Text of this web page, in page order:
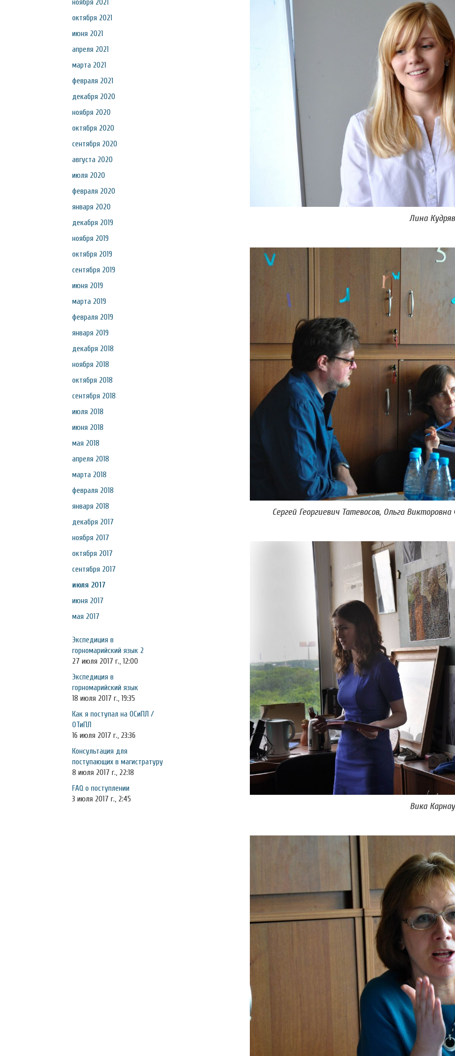
ноября 2021
октября 2021
июня 2021
апреля 2021
марта 2021
февраля 2021
декабря 2020
ноября 2020
октября 2020
сентября 2020
августа 2020
июля 2020
февраля 2020
января 2020
декабря 2019
ноября 2019
октября 2019
сентября 2019
июня 2019
марта 2019
февраля 2019
января 2019
декабря 2018
ноября 2018
октября 2018
сентября 2018
июля 2018
июня 2018
мая 2018
апреля 2018
марта 2018
февраля 2018
января 2018
декабря 2017
ноября 2017
октября 2017
сентября 2017
июля 2017
июня 2017
мая 2017
Экспедиция в
горномарийский язык 2
27 июля 2017 г., 12:00
Экспедиция в
горномарийский язык
18 июля 2017 г., 19:35
Как я поступал на ОСиПЛ /
ОТиПЛ
16 июля 2017 г., 23:36
Консультация для
поступающих в магистратуру
8 июля 2017 г., 22:18
FAQ о поступлении
3 июля 2017 г., 2:45
Лина
Сергей Георгиевич Татевосов, Ольга
Вика